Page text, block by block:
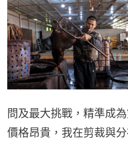
問及最大挑戰，精準成
價格昂貴，我在剪裁與